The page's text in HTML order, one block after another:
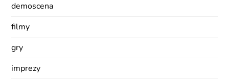
demoscena
filmy
gry
imprezy